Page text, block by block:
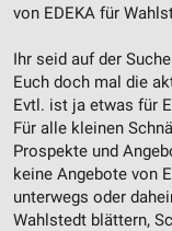
von EDEKA für
Ihr seid auf der
Euch doch mal die
Evtl. ist ja etwas für
Für alle kleinen
Prospekte und
keine Angebote von
unterwegs oder
Wahlstedt blättern,